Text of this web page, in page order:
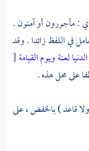
: مأجورون أو آمنون .
في اللفظ زائدا . وقد
لعنة ويوم القيامة[
قاعد ) بالخفض ، على